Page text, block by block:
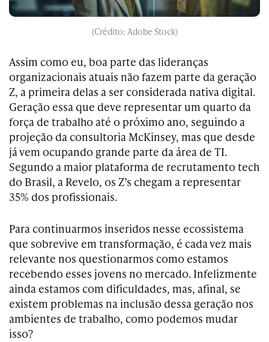
(Crédito: Adobe Stock)
Assim como eu, boa parte das lideranças
organizacionais atuais não fazem parte da geração
Z, a primeira delas a ser considerada nativa digital.
Geração essa que deve representar um quarto da
força de trabalho até o próximo ano, seguindo a
projeção da consultoria McKinsey, mas que desde
já vem ocupando grande parte da área de TI.
Segundo a maior plataforma de recrutamento tech
do Brasil, a Revelo, os Z’s chegam a representar
35% dos profissionais.
Para continuarmos inseridos nesse ecossistema
que sobrevive em transformação, é cada vez mais
relevante nos questionarmos como estamos
recebendo esses jovens no mercado. Infelizmente
ainda estamos com dificuldades, mas, afinal, se
existem problemas na inclusão dessa geração nos
ambientes de trabalho, como podemos mudar
isso?